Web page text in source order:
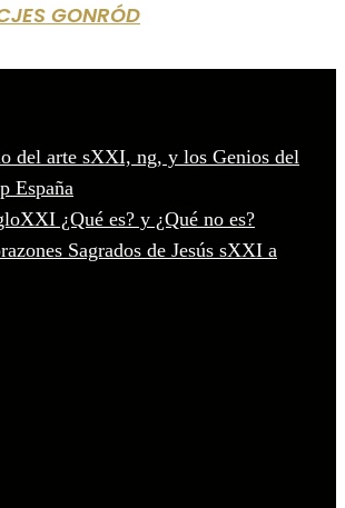
GONRÓD
del arte sXXI, ng, y los Genios del
España
¿Qué es? y ¿Qué no es?
Sagrados de Jesús sXXI a